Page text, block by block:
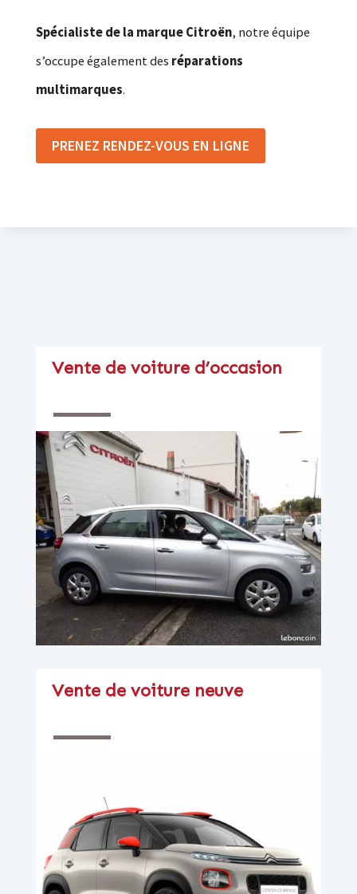
Spécialiste de la marque Citroën, notre équipe
s’occupe également des réparations
multimarques.
PRENEZ RENDEZ-VOUS EN LIGNE
Vente de voiture d’occasion
Vente de voiture neuve